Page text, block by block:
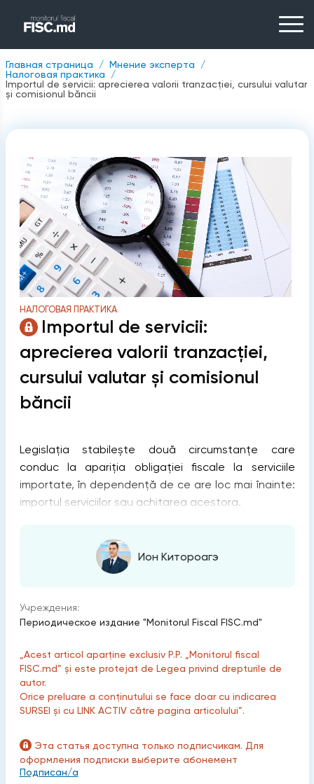
Главная страница
Мнение эксперта
Налоговая практика
Importul de servicii: aprecierea valorii tranzacției, cursului valutar
și comisionul băncii
НАЛОГОВАЯ ПРАКТИКА
Importul de servicii:
aprecierea valorii tranzacției,
cursului valutar și comisionul
băncii
Legislația stabilește două circumstanțe care
conduc la apariția obligației fiscale la serviciile
importate, în dependență de ce are loc mai înainte:
importul serviciilor sau achitarea acestora.
Ион Китороагэ
Учреждения:
Периодическое издание "Monitorul Fiscal FISC.md"
„Acest articol aparține exclusiv P.P. „Monitorul fiscal
FISC.md” și este protejat de Legea privind drepturile de
autor.
Orice preluare a conținutului se face doar cu indicarea
SURSEI și cu LINK ACTIV către pagina articolului”.
Эта статья доступна только подписчикам. Для
оформления подписки выберите абонемент
Подписан/а